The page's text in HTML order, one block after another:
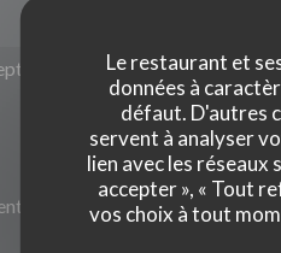
Le restaurant et
données à
défaut. D'autres
servent à analyser
lien avec les réseaux
accepter », « Tout
vos choix à tout
Accepte les réservations,
mobilité réduite, Climatisation
Moyens de paiement
Sans Contact, Eurocard/